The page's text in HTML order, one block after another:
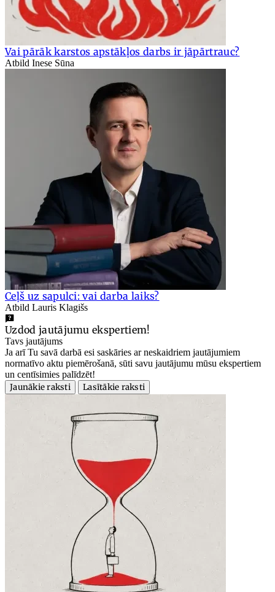
Vai pārāk karstos apstākļos darbs ir jāpārtrauc?
Atbild Inese Sūna
Ceļš uz sapulci: vai darba laiks?
Atbild Lauris Klagišs
Uzdod jautājumu ekspertiem!
Tavs jautājums
Ja arī Tu savā darbā esi saskāries ar neskaidriem jautājumiem
normatīvo aktu piemērošanā, sūti savu jautājumu mūsu ekspertiem
un centīsimies palīdzēt!
Jaunākie raksti
Lasītākie raksti